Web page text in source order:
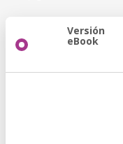
Versión
eBook